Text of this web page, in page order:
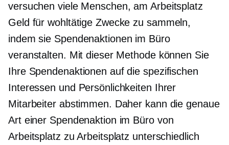
versuchen viele Menschen, am Arbeitsplatz
Geld für wohltätige Zwecke zu sammeln,
indem sie Spendenaktionen im Büro
veranstalten. Mit dieser Methode können Sie
Ihre Spendenaktionen auf die spezifischen
Interessen und Persönlichkeiten Ihrer
Mitarbeiter abstimmen. Daher kann die genaue
Art einer Spendenaktion im Büro von
Arbeitsplatz zu Arbeitsplatz unterschiedlich